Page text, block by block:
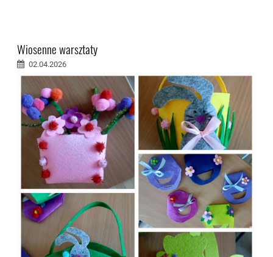
Wiosenne warsztaty
02.04.2026